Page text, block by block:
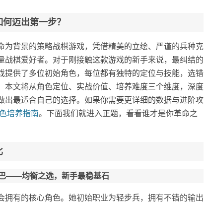
迈出第一步？
为背景的策略战棋游戏，凭借精美的立绘、严谨的兵种克
战棋爱好者。对于刚接触这款游戏的新手来说，最纠结的
提供了多位初始角色，每位都有独特的定位与技能，选错
本文将从角色定位、实战价值、培养难度三个维度，深度
出最适合自己的选择。如果你需要更详细的数据与进阶攻
培养指南。下面我们就进入正题，看看谁才是你革命之
——均衡之选，新手最稳基石
拥有的核心角色。她初始职业为轻步兵，拥有不错的输出